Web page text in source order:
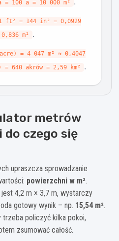
= 100 a = 10 000 m²
ft² = 144 in² = 0,0929
m²
.
= 4 047 m² ≈ 0,4047
640 akrów = 2,59 km² .
metrów
czego się
upraszcza sprowadzanie
powierzchni w m².
4,2 m × 3,7 m, wystarczy
gotowy wynik – np. 15,54 m².
policzyć kilka pokoi,
zsumować całość.